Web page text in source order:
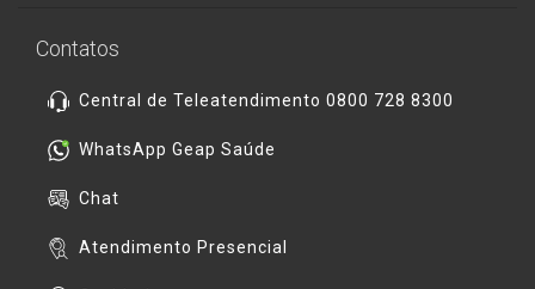
Contatos
Central de Teleatendimento 0800 728 8300
WhatsApp Geap Saúde
Chat
Atendimento Presencial